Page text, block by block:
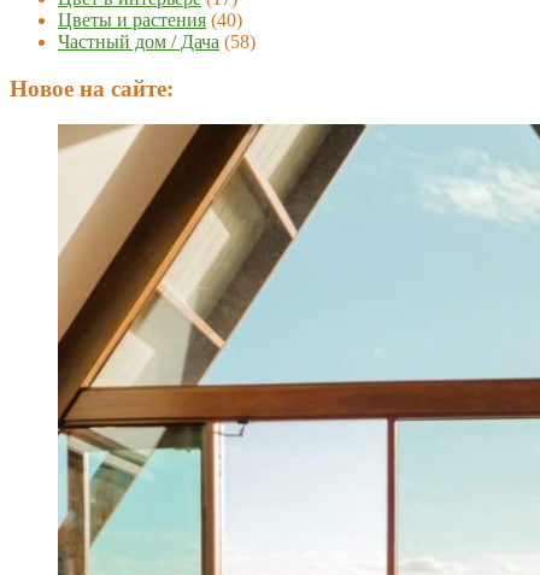
Цветы и растения (40)
Частный дом / Дача (58)
Новое на сайте: